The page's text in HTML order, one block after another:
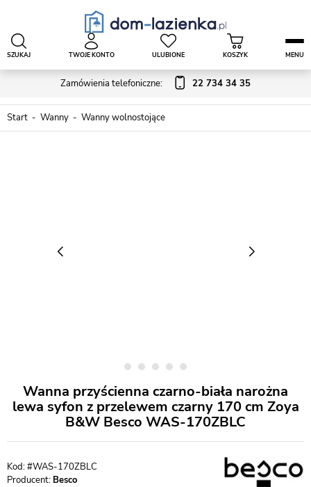
Zamówienia telefoniczne: 22 734 34 35
SZUKAJ TWOJE KONTO ULUBIONE KOSZYK MENU
Start Wanny Wanny wolnostojące
Wanna przyścienna czarno-biała narożna
lewa syfon z przelewem czarny 170 cm Zoya
B&W Besco WAS-170ZBLC
#WAS-170ZBLC
Producent: Besco